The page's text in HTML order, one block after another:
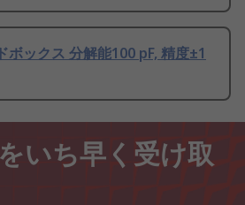
ボックス 分解能100 pF, 精度±1
いち早く受け取